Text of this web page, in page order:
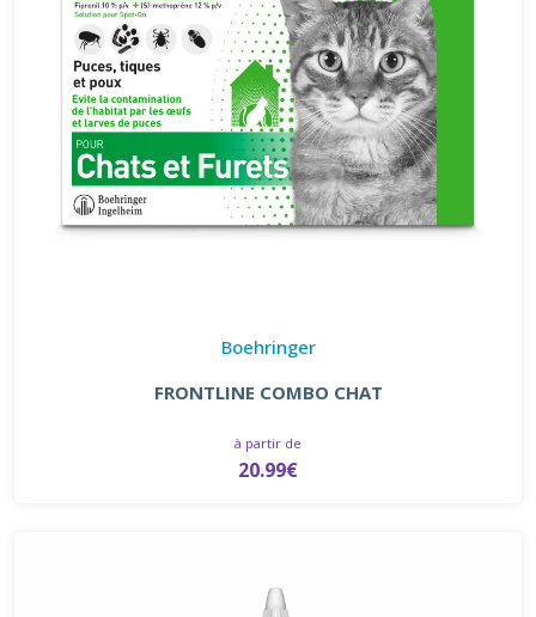
Boehringer
FRONTLINE COMBO CHAT
à partir de
20.99€